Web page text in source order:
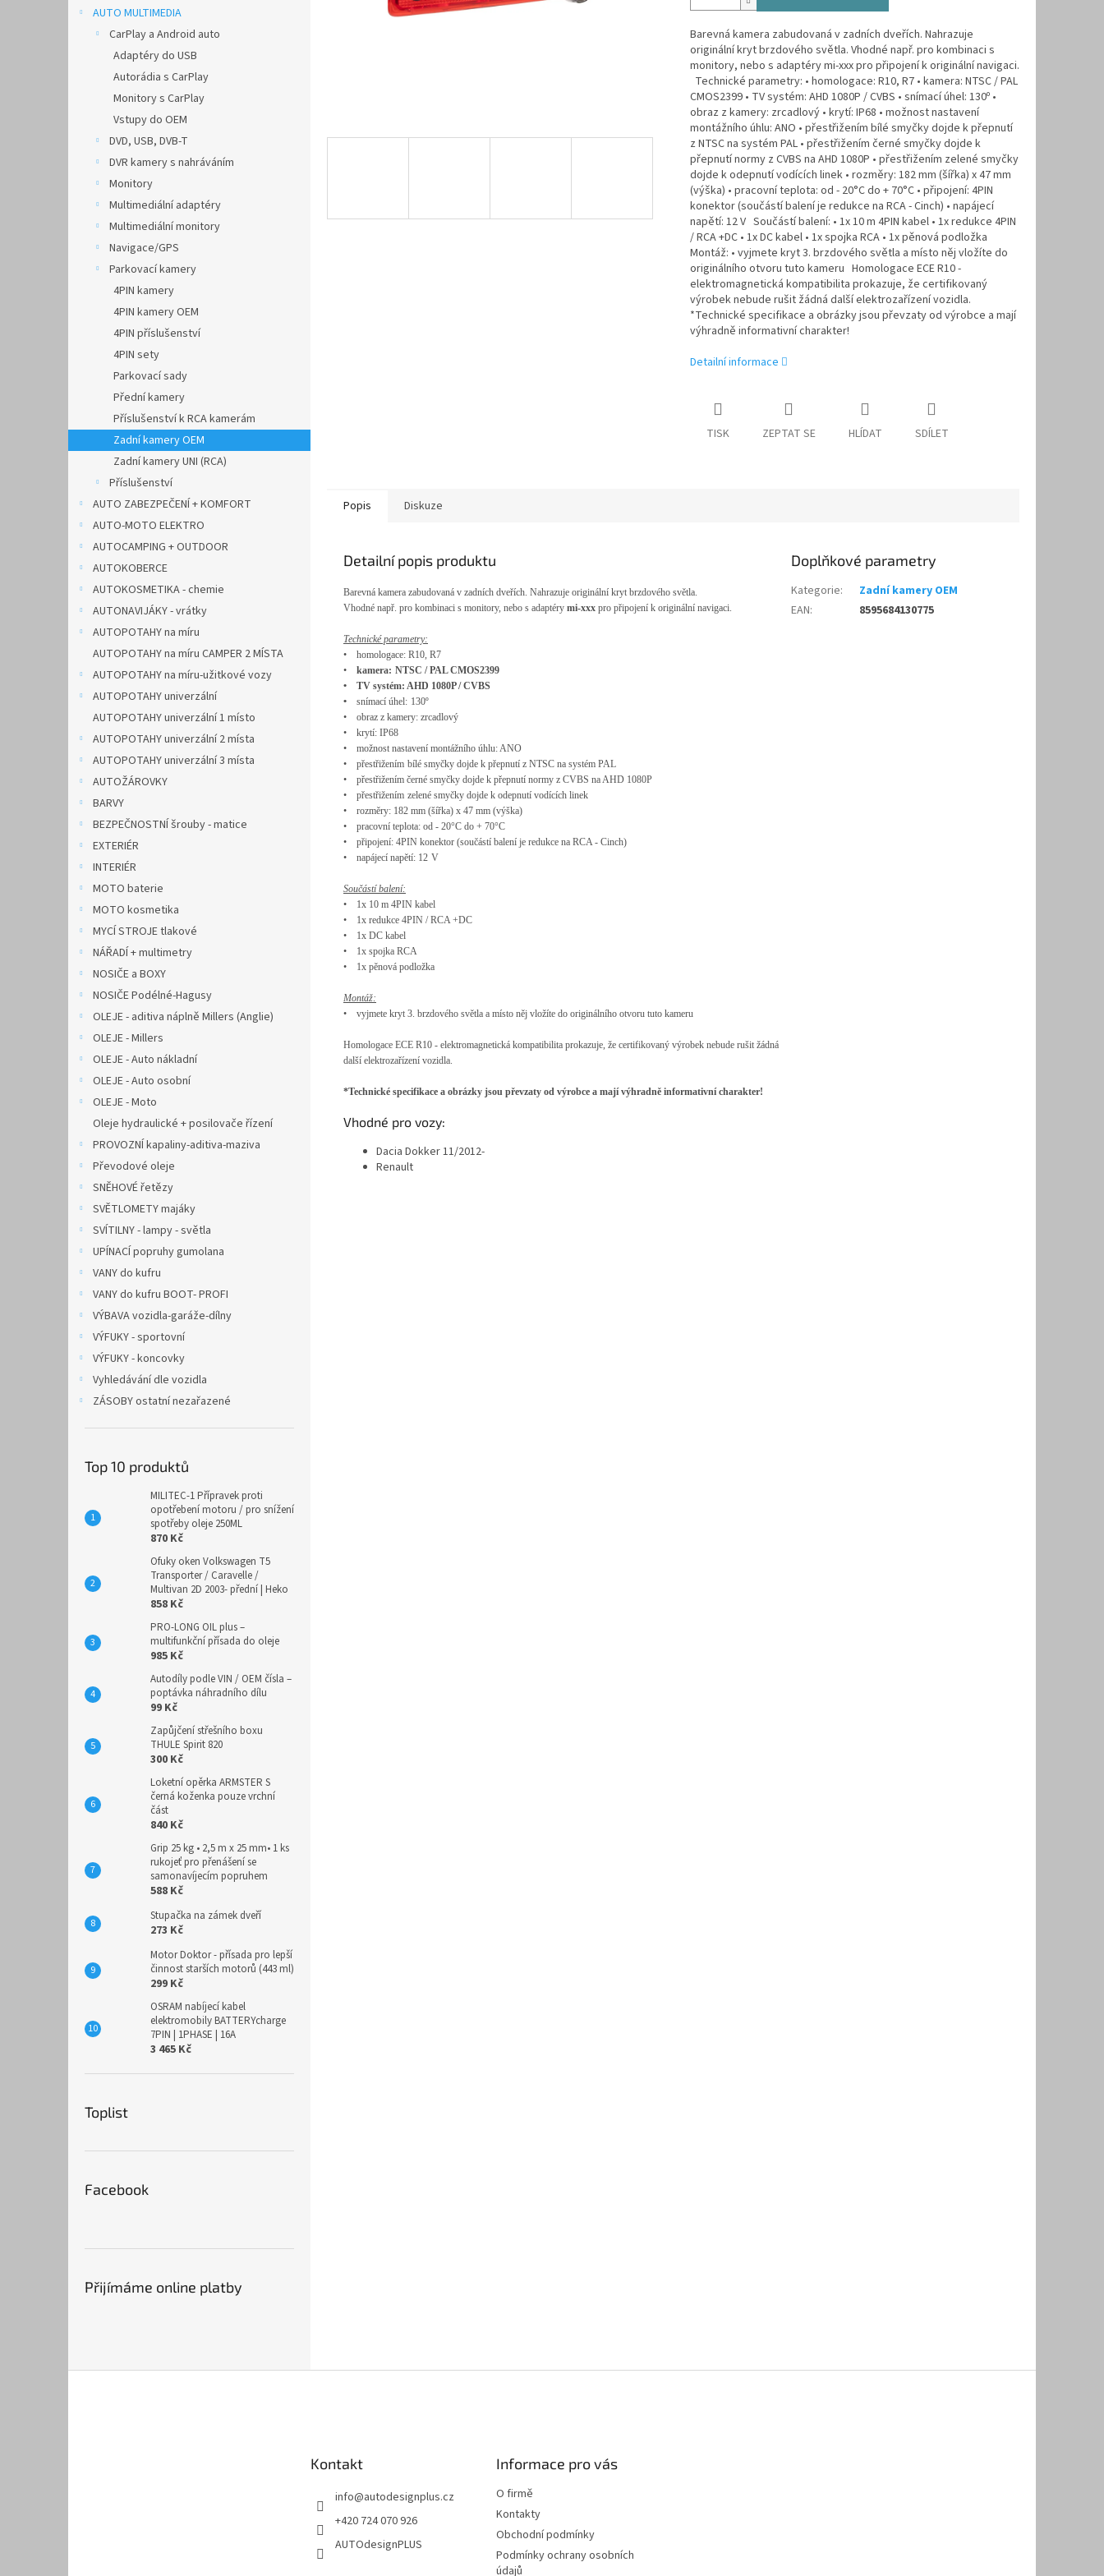
AUTO MULTIMEDIA
CarPlay a Android auto
Adaptéry do USB
Autorádia s CarPlay
Monitory s CarPlay
Vstupy do OEM
DVD, USB, DVB-T
DVR kamery s nahráváním
Monitory
Multimediální adaptéry
Multimediální monitory
Navigace/GPS
Parkovací kamery
4PIN kamery
4PIN kamery OEM
4PIN příslušenství
4PIN sety
Parkovací sady
Přední kamery
Příslušenství k RCA kamerám
Zadní kamery OEM
Zadní kamery UNI (RCA)
Příslušenství
AUTO ZABEZPEČENÍ + KOMFORT
AUTO-MOTO ELEKTRO
AUTOCAMPING + OUTDOOR
AUTOKOBERCE
AUTOKOSMETIKA - chemie
AUTONAVIJÁKY - vrátky
AUTOPOTAHY na míru
AUTOPOTAHY na míru CAMPER 2 MÍSTA
AUTOPOTAHY na míru-užitkové vozy
AUTOPOTAHY univerzální
AUTOPOTAHY univerzální 1 místo
AUTOPOTAHY univerzální 2 místa
AUTOPOTAHY univerzální 3 místa
AUTOŽÁROVKY
BARVY
BEZPEČNOSTNÍ šrouby - matice
EXTERIÉR
INTERIÉR
MOTO baterie
MOTO kosmetika
MYCÍ STROJE tlakové
NÁŘADÍ + multimetry
NOSIČE a BOXY
NOSIČE Podélné-Hagusy
OLEJE - aditiva náplně Millers (Anglie)
OLEJE - Millers
OLEJE - Auto nákladní
OLEJE - Auto osobní
OLEJE - Moto
Oleje hydraulické + posilovače řízení
PROVOZNÍ kapaliny-aditiva-maziva
Převodové oleje
SNĚHOVÉ řetězy
SVĚTLOMETY majáky
SVÍTILNY - lampy - světla
UPÍNACÍ popruhy gumolana
VANY do kufru
VANY do kufru BOOT- PROFI
VÝBAVA vozidla-garáže-dílny
VÝFUKY - sportovní
VÝFUKY - koncovky
Vyhledávání dle vozidla
ZÁSOBY ostatní nezařazené
Top 10 produktů
MILITEC-1 Přípravek proti
opotřebení motoru / pro snížení
spotřeby oleje 250ML
870 Kč
Ofuky oken Volkswagen T5
Transporter / Caravelle /
Multivan 2D 2003- přední | Heko
858 Kč
PRO-LONG OIL plus –
multifunkční přísada do oleje
985 Kč
Autodíly podle VIN / OEM čísla –
poptávka náhradního dílu
99 Kč
Zapůjčení střešního boxu
THULE Spirit 820
300 Kč
Loketní opěrka ARMSTER S
černá koženka pouze vrchní
část
840 Kč
Grip 25 kg • 2,5 m x 25 mm• 1 ks
rukojeť pro přenášení se
samonavíjecím popruhem
588 Kč
Stupačka na zámek dveří
273 Kč
Motor Doktor - přísada pro lepší
činnost starších motorů (443 ml)
299 Kč
OSRAM nabíjecí kabel
elektromobily BATTERYcharge
7PIN | 1PHASE | 16A
3 465 Kč
Toplist
Facebook
Přijímáme online platby
Barevná kamera zabudovaná v zadních dveřích. Nahrazuje
originální kryt brzdového světla. Vhodné např. pro kombinaci s
monitory, nebo s adaptéry mi-xxx pro připojení k originální navigaci.
Technické parametry: • homologace: R10, R7 • kamera: NTSC / PAL
CMOS2399 • TV systém: AHD 1080P / CVBS • snímací úhel: 130º •
obraz z kamery: zrcadlový • krytí: IP68 • možnost nastavení
montážního úhlu: ANO • přestřižením bílé smyčky dojde k přepnutí
z NTSC na systém PAL • přestřižením černé smyčky dojde k
přepnutí normy z CVBS na AHD 1080P • přestřižením zelené smyčky
dojde k odepnutí vodících linek • rozměry: 182 mm (šířka) x 47 mm
(výška) • pracovní teplota: od - 20°C do + 70°C • připojení: 4PIN
konektor (součástí balení je redukce na RCA - Cinch) • napájecí
napětí: 12 V Součástí balení: • 1x 10 m 4PIN kabel • 1x redukce 4PIN
/ RCA +DC • 1x DC kabel • 1x spojka RCA • 1x pěnová podložka
Montáž: • vyjmete kryt 3. brzdového světla a místo něj vložíte do
originálního otvoru tuto kameru Homologace ECE R10 -
elektromagnetická kompatibilita prokazuje, že certifikovaný
výrobek nebude rušit žádná další elektrozařízení vozidla.
*Technické specifikace a obrázky jsou převzaty od výrobce a mají
výhradně informativní charakter!
Detailní informace
TISK ZEPTAT SE HLÍDAT SDÍLET
Popis Diskuze
Detailní popis produktu
Barevná kamera zabudovaná v zadních dveřích. Nahrazuje originální kryt brzdového světla.
Vhodné např. pro kombinaci s monitory, nebo s adaptéry mi-xxx pro připojení k originální navigaci.
Technické parametry:
• homologace: R10, R7
• kamera: NTSC / PALCMOS2399
• TV systém: AHD 1080P / CVBS
• snímací úhel: 130º
• obraz z kamery: zrcadlový
• krytí: IP68
• možnost nastavení montážního úhlu: ANO
• přestřižením bílé smyčky dojde k přepnutí z NTSC na systém PAL
• přestřižením černé smyčky dojde k přepnutí normy z CVBS na AHD 1080P
• přestřižením zelené smyčky dojde k odepnutí vodících linek
• rozměry: 182 mm (šířka) x 47 mm (výška)
• pracovní teplota: od - 20°C do + 70°C
• připojení: 4PIN konektor (součástí balení je redukce na RCA - Cinch)
• napájecí napětí: 12 V
Součástíbalení:
• 1x 10 m 4PIN kabel
• 1x redukce 4PIN / RCA +DC
• 1x DC kabel
• 1x spojka RCA
• 1x pěnová podložka
Montáž:
• vyjmete kryt 3. brzdového světla a místo něj vložíte do originálního otvoru tuto kameru
Homologace ECE R10 - elektromagnetická kompatibilita prokazuje, že certifikovaný výrobek nebude rušit žádná
další elektrozařízení vozidla.
*Technické specifikace a obrázky jsou převzaty od výrobce a mají výhradně informativní charakter!
Vhodné pro vozy:
Dacia Dokker 11/2012-
Renault
Doplňkové parametry
Kategorie:
Zadní kamery OEM
EAN: 8595684130775
Kontakt
info@autodesignplus.cz
+420 724 070 926
AUTOdesignPLUS
Informace pro vás
O firmě
Kontakty
Obchodní podmínky
Podmínky ochrany osobních
údajů